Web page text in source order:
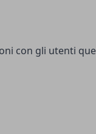
con gli utenti